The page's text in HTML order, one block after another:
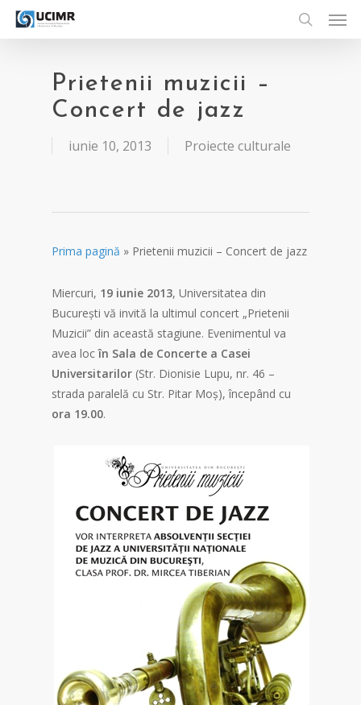
Skip
search
Prietenii muzicii –
Concert de jazz
iunie 10, 2013 Proiecte culturale
Prima pagină » Prietenii muzicii – Concert de jazz
Miercuri, 19 iunie 2013, Universitatea din
București vă invită la ultimul concert „Prietenii
Muzicii” din această stagiune. Evenimentul va
avea locîn Sala de Concerte a Casei
Universitarilor (Str. Dionisie Lupu, nr. 46 –
strada paralelă cu Str. Pitar Moș), începând cu
ora 19.00.